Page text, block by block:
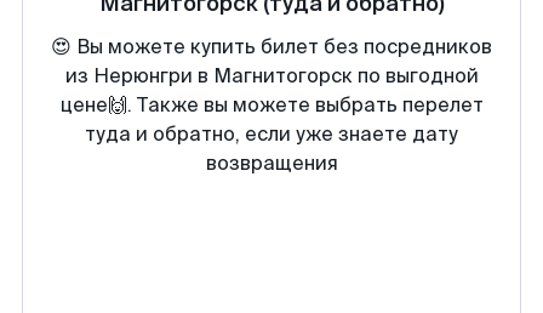
😍 Вы можете купить билет без посредников
из Нерюнгри в Магнитогорск по выгодной
цене🙌. Также вы можете выбрать перелет
туда и обратно, если уже знаете дату
возвращения